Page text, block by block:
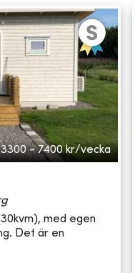
3300 - 7400 kr/vecka
med egen
Det är en